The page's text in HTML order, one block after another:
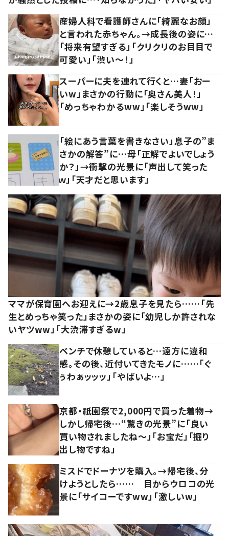
産婦人科で看護師さんに「綺麗なお顔」
と言われた赤ちゃん。→成長後の姿に…
「将来有望すぎる」「クリクリのお目目で
可愛い」「渋い～！」
スーパーに夫を連れて行くと…妻「おー
いw」まさかの行動に「奥さん美人！」
「めっちゃわかるww」「楽しそうww」
「絵にあう言葉を書きなさい」息子の”ま
さかの解答”に…母「正解でよいでしょう
か？」→衝撃の光景に「声出して笑った
ｗ」「天才だと思います」
ママが保育園へお迎えに→2歳息子を見たら……「先
生とめっちゃ笑った」まさかの姿に「幼児しか許されな
いヤツww」「大渋滞すぎるw」
ベンチで休憩していると…遠方に違和
感。その後、近付いてきたモノに……「ぐ
ぅわぁッッッ」「やばいよ…」
京都・祇園祭で2,000円で買った着物→
しかし帰宅後…“驚きの光景”に「良い
買い物されましたね～」「お宝だ」「掘り
出し物ですね」
ミスドでドーナツを購入。→帰宅後、分
けようとしたら…… 目からウロコの光
景に「サイコーですww」「激しいw」